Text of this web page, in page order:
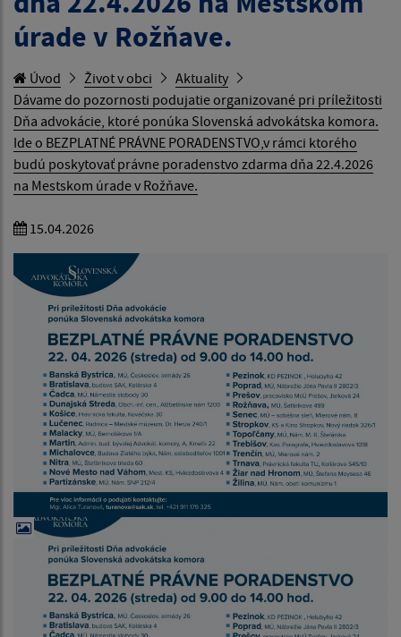
úrade v Rožňave.
Úvod Život v obci
Aktuality
Dávame do pozornosti podujatie organizované pri príležitosti
Dňa advokácie, ktoré ponúka Slovenská advokátska komora.
Ide o BEZPLATNÉ PRÁVNE PORADENSTVO,v rámci ktorého
budú poskytovať právne poradenstvo zdarma dňa 22.4.2026
na Mestskom úrade v Rožňave.
15.04.2026